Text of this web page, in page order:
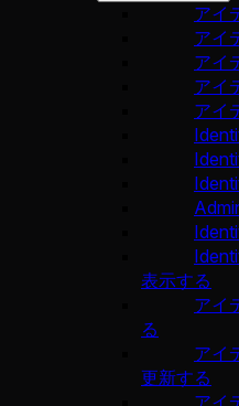
アイ
アイ
アイ
アイ
アイ
表示する
アイ
る
アイ
更新する
アイ